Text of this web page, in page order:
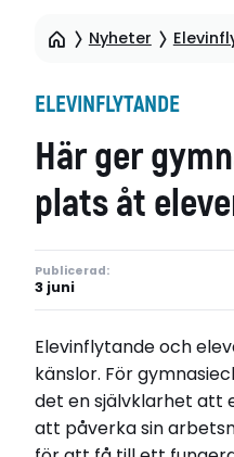
Nyheter
ELEVINFLYTANDE
Här ger
plats åt
Publicerad:
3 juni
Elevinflytande och
känslor. För
det en självklarhet att
att påverka sin